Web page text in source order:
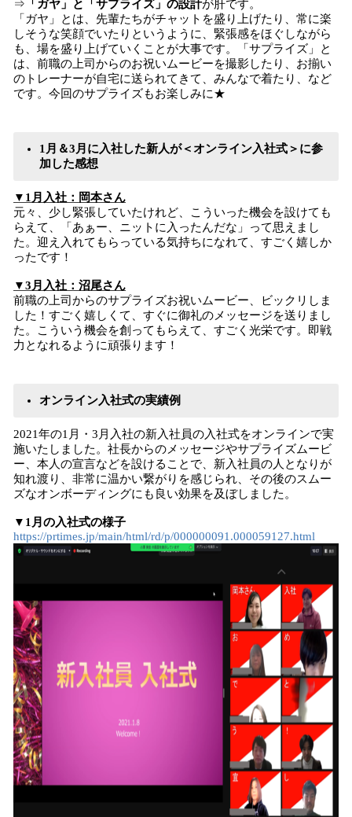
⇒ 「ガヤ」と「サプライズ」の設計が肝です。
「ガヤ」とは、先輩たちがチャットを盛り上げたり、常に楽
しそうな笑顔でいたりというように、緊張感をほぐしながら
も、場を盛り上げていくことが大事です。「サプライズ」と
は、前職の上司からのお祝いムービーを撮影したり、お揃い
のトレーナーが自宅に送られてきて、みんなで着たり、など
です。今回のサプライズもお楽しみに★
1月＆3月に入社した新人が＜オンライン入社式＞に参
加した感想
▼1月入社：岡本さん
元々、少し緊張していたけれど、こういった機会を設けても
らえて、「あぁー、ニットに入ったんだな」って思えまし
た。迎え入れてもらっている気持ちになれて、すごく嬉しか
ったです！
▼3月入社：沼尾さん
前職の上司からのサプライズお祝いムービー、ビックリしま
した！すごく嬉しくて、すぐに御礼のメッセージを送りまし
た。こういう機会を創ってもらえて、すごく光栄です。即戦
力となれるように頑張ります！
オンライン入社式の実績例
2021年の1月・3月入社の新入社員の入社式をオンラインで実
施いたしました。社長からのメッセージやサプライズムービ
ー、本人の宣言などを設けることで、新入社員の人となりが
知れ渡り、非常に温かい繋がりを感じられ、その後のスムー
ズなオンボーディングにも良い効果を及ぼしました。
▼1月の入社式の様子
https://prtimes.jp/main/html/rd/p/000000091.000059127.html